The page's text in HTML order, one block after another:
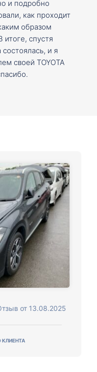
и подробно
как проходит
образом
спустя
и я
своей TOYOTA
от 13.08.2025